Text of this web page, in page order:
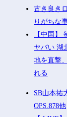
古き良き
りがちな
【中国】
ヤバい 湖
地を直撃
れる
SB山本祐
OPS.878他